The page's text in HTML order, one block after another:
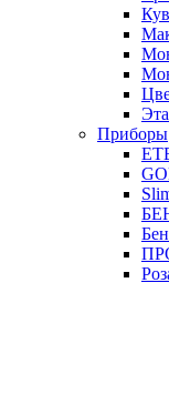
Приборы